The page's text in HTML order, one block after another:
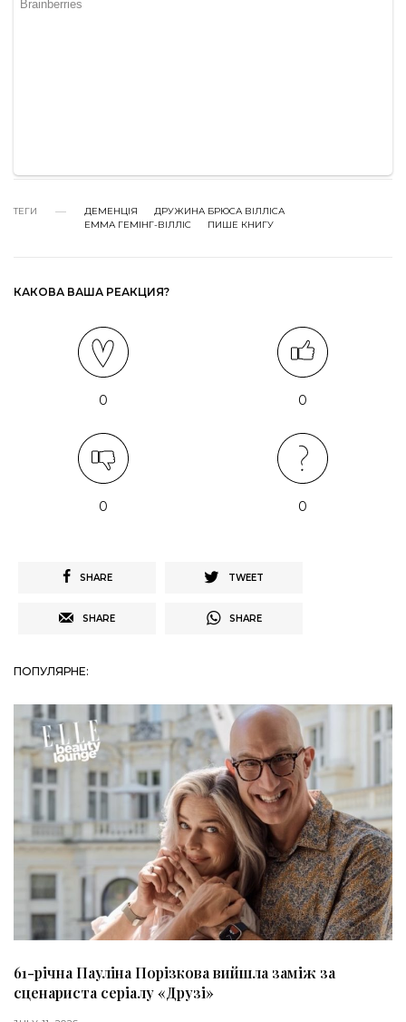
ТЕГИ ДЕМЕНЦІЯ
ДРУЖИНА БРЮСА ВІЛЛІСА
ЕММА ГЕМІНГ-ВІЛЛІС
ПИШЕ КНИГУ
КАКОВА ВАША РЕАКЦИЯ?
0 0
0 0
SHARE TWEET
SHARE SHARE
ПОПУЛЯРНЕ:
61-річна Пауліна Порізкова вийшла заміж за
сценариста серіалу «Друзі»